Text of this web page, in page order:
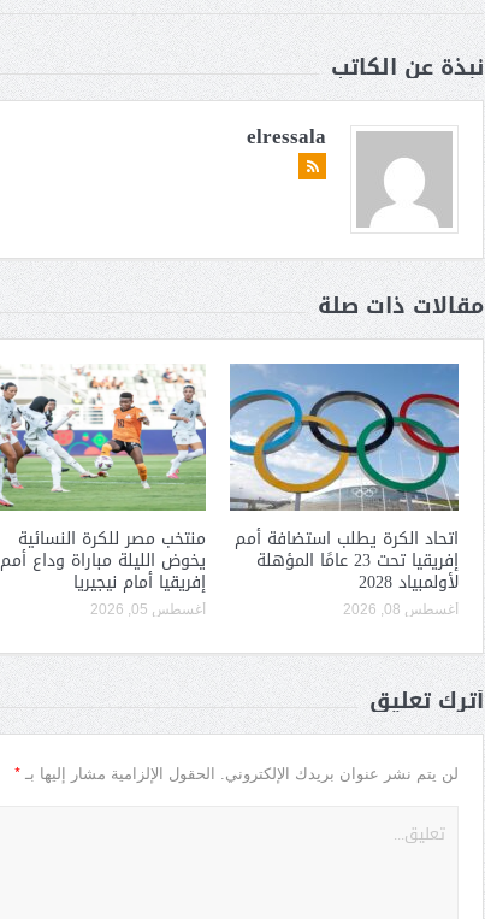
نبذة عن الكاتب
elressala
مقالات ذات صلة
اتحاد الكرة يطلب استضافة أمم
إفريقيا تحت 23 عامًا المؤهلة
لأولمبياد 2028
أغسطس 08, 2026
منتخب مصر للكرة النسائية
يخوض الليلة مباراة وداع أمم
إفريقيا أمام نيجيريا
أغسطس 05, 2026
أترك تعليق
لن يتم نشر عنوان بريدك الإلكتروني. الحقول الإلزامية مشار إليها بـ *